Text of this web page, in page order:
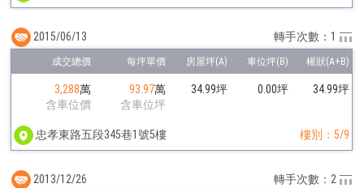
3,288萬
含車位價
93.97萬
含車位坪
34.99坪 0.00坪 34.99坪
忠孝東路五段345巷1號5樓 樓別：5/9
2015/06/13 轉手次數：1
2013/12/26 轉手次數：2